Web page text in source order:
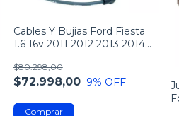
Cables Y Bujias Ford Fiesta
1.6 16v 2011 2012 2013 2014
$72.998,00
$80.298,00
9% OFF